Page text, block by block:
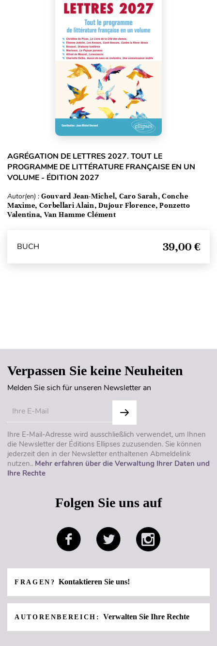
AGRÉGATION DE LETTRES 2027. TOUT LE
PROGRAMME DE LITTÉRATURE FRANÇAISE EN UN
VOLUME - ÉDITION 2027
Autor(en) : Gouvard Jean-Michel, Caro Sarah, Conche
Maxime, Corbellari Alain, Dujour Florence, Ponzetto
Valentina, Van Hamme Clément
BUCH 39,00 €
Verpassen Sie keine Neuheiten
Melden Sie sich für unseren Newsletter an
Ihre E-Mail-Adresse wird ausschließlich verwendet, um Ihnen
die Newsletter der Éditions Ellipses zuzusenden. Sie können
jederzeit den in der Newsletter enthaltenen Abmeldelink
nutzen.. Mehr erfahren über die Verwaltung Ihrer Daten und
Ihre Rechte
Folgen Sie uns auf
FRAGEN?Kontaktieren Sie uns!
AUTORENBEREICH:Verwalten Sie Ihre Rechte